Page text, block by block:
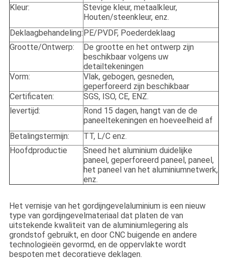
Kleur:
Stevige kleur, metaalkleur,
Houten/steenkleur, enz.
Deklaagbehandeling: PE/PVDF, Poederdeklaag
Grootte/Ontwerp:
De grootte en het ontwerp zijn
beschikbaar volgens uw
detailtekeningen
Vorm:
Vlak, gebogen, gesneden,
geperforeerd zijn beschikbaar
Certificaten:
SGS, ISO, CE, ENZ.
levertijd:
Rond 15 dagen, hangt van de de
paneeltekeningen en hoeveelheid af
Betalingstermijn:
TT, L/C enz.
Hoofdproductie
Sneed het aluminium duidelijke
paneel, geperforeerd paneel, paneel,
het paneel van het aluminiumnetwerk,
enz.
Het vernisje van het gordijngevelaluminium is een nieuw
type van gordijngevelmateriaal dat platen de van
uitstekende kwaliteit van de aluminiumlegering als
grondstof gebruikt, en door CNC buigende en andere
technologieën gevormd, en de oppervlakte wordt
bespoten met decoratieve deklagen.